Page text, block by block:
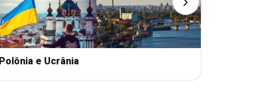
Polônia e Ucrânia